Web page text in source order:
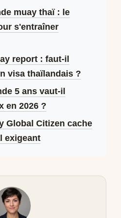
muay thaï : le
s'entraîner
report : faut-il
visa thaïlandais ?
5 ans vaut-il
en 2026 ?
Global Citizen cache
exigeant